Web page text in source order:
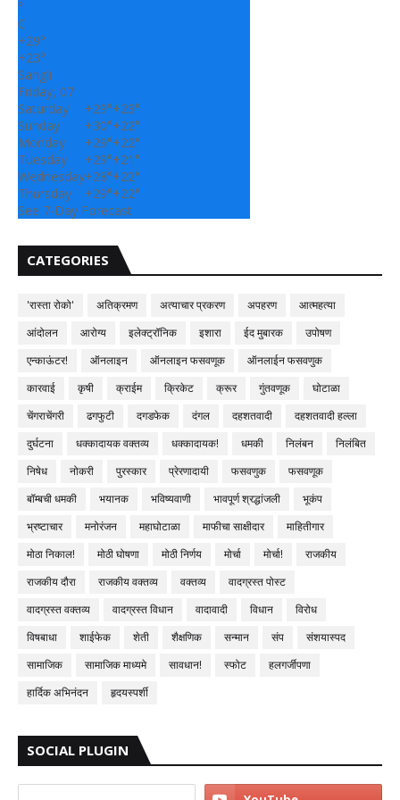
°
C
+29°
+23°
Sangli
Friday, 07
Saturday
+29°+23°
Sunday
+30°+22°
Monday
+29°+22°
Tuesday
+29°+21°
Wednesday+28°+22°
Thursday
+29°+22°
See 7-Day Forecast
CATEGORIES
'रास्ता रोको' अतिक्रमण अत्याचार प्रकरण अपहरण
आत्महत्या
आंदोलन
आरोग्य इलेक्ट्रॉनिक इशारा ईद मुबारक
उपोषण
एन्काऊंटर!
ऑनलाइन ऑनलाइन फसवणूक
ऑनलाईन फसवणुक
कारवाई
कृषी क्राईम क्रिकेट क्रूर गुंतवणूक
घोटाळा
चेंगराचेंगरी
ढगफुटी दगडफेक दंगल दहशतवादी
दहशतवादी हल्ला
दुर्घटना
धक्कादायक वक्तव्य धक्कादायक! धमकी निलंबन
निलंबित
निषेध
नोकरी पुरस्कार प्रेरणादायी फसवणुक
फसवणूक
बॉम्बची धमकी
भयानक भविष्यवाणी भावपूर्ण श्रद्धांजली
भूकंप
भ्रष्टाचार
मनोरंजन महाघोटाळा माफीचा साक्षीदार
माहितीगार
मोठा निकाल!
मोठी घोषणा मोठी निर्णय मोर्चा मोर्चा!
राजकीय
राजकीय दौरा
राजकीय वक्तव्य वक्तव्य
वादग्रस्त पोस्ट
वादग्रस्त वक्तव्य
वादग्रस्त विधान वादावादी विधान
विरोध
विषबाधा
शाईफेक शेती शैक्षणिक सन्मान संप
संशयास्पद
सामाजिक
सामाजिक माध्यमे सावधान! स्फोट
हलगर्जीपणा
हार्दिक अभिनंदन
हृदयस्पर्शी
SOCIAL PLUGIN